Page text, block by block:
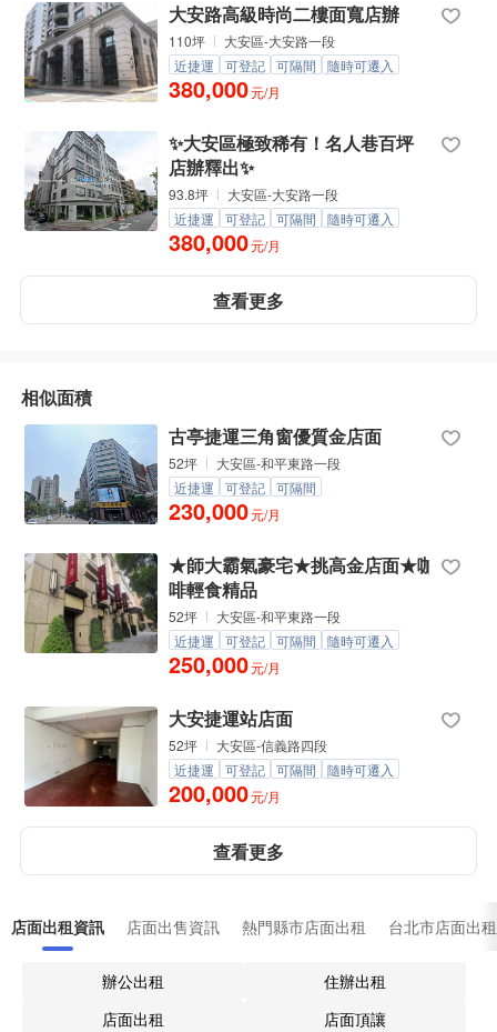
大安路高級時尚二樓面寬店辦
110坪
大安區-大安路一段
近捷運
可登記 可隔間 隨時可遷入
380,000元/月
✨大安區極致稀有！名人巷百坪
店辦釋出✨
93.8坪
大安區-大安路一段
近捷運
可登記 可隔間 隨時可遷入
380,000元/月
查看更多
相似面積
古亭捷運三角窗優質金店面
52坪
大安區-和平東路一段
近捷運
可登記 可隔間
230,000元/月
★師大霸氣豪宅★挑高金店面★咖
啡輕食精品
52坪
大安區-和平東路一段
近捷運
可登記 可隔間 隨時可遷入
250,000元/月
大安捷運站店面
52坪
大安區-信義路四段
近捷運
可登記 可隔間 隨時可遷入
200,000元/月
查看更多
店面出租資訊 店面出售資訊 熱門縣市店面出租 台北市店面出租
辦公出租
住辦出租
店面出租
店面頂讓